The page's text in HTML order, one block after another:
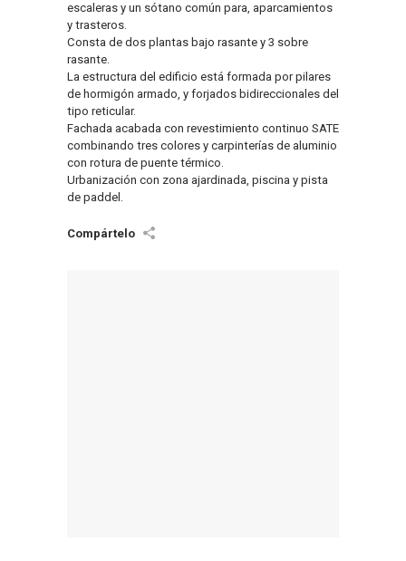
escaleras y un sótano común para, aparcamientos
y trasteros.
Consta de dos plantas bajo rasante y 3 sobre
rasante.
La estructura del edificio está formada por pilares
de hormigón armado, y forjados bidireccionales del
tipo reticular.
Fachada acabada con revestimiento continuo SATE
combinando tres colores y carpinterías de aluminio
con rotura de puente térmico.
Urbanización con zona ajardinada, piscina y pista
de paddel.